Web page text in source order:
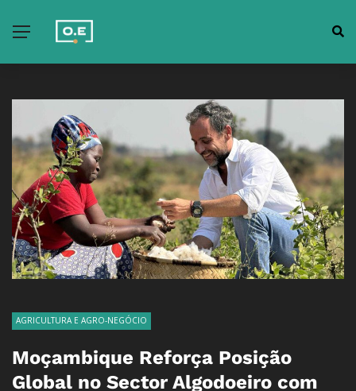
AGRICULTURA E AGRO-NEGÓCIO
Moçambique Reforça Posição
Global no Sector Algodoeiro com